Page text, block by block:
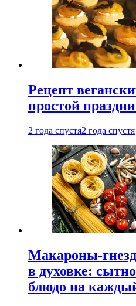
Рецепт
простой
2 года спустя2 года спустя
Макароны-
в духовке:
блюдо на